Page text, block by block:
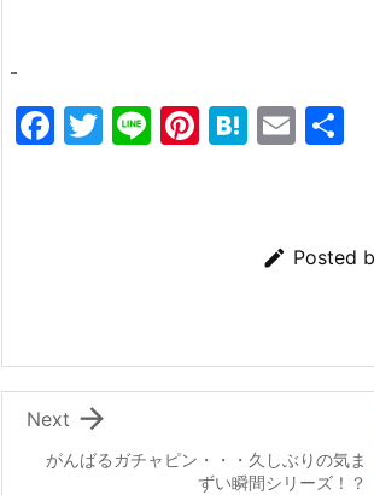
F
o
k
T
Li Pi H
a
E
l
 Posted
がんばるガチャピン・・・久しぶりの気ま
ずい瞬間シリーズ！？

Next